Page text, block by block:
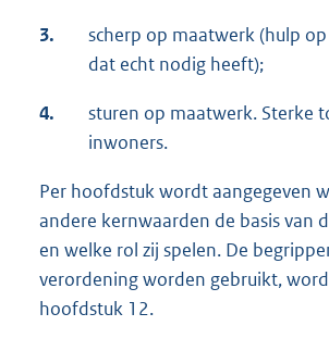
3.
scherp op maatwerk (hulp
dat echt nodig heeft);
4.
sturen op maatwerk. Sterke
inwoners.
Per hoofdstuk wordt aangegeven
andere kernwaarden de basis van
en welke rol zij spelen. De
verordening worden gebruikt,
hoofdstuk 12.